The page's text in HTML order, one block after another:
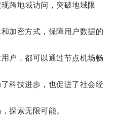
地域访问，突破地域限
密方式，保障用户数据的
，都可以通过节点机场畅
技进步，也促进了社会经
索无限可能。